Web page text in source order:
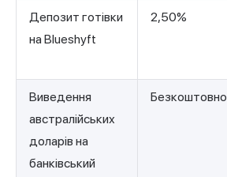
Депозит готівки
на Blueshyft
2,50%
Виведення
австралійських
доларів на
банківський
Безкоштовно